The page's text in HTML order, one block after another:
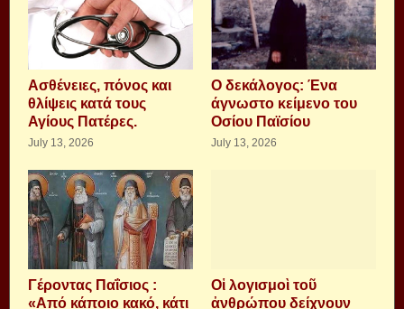
Aσθένειες, πόνος και
θλίψεις κατά τους
Αγίους Πατέρες.
July 13, 2026
Ο δεκάλογος: Ένα
άγνωστο κείμενο του
Οσίου Παϊσίου
July 13, 2026
Γέροντας Παΐσιος :
«Από κάποιο κακό, κάτι
Οἱ λογισμοὶ τοῦ
ἀνθρώπου δείχνουν